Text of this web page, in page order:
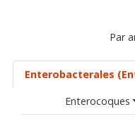
Par
Enterobacterales
Enterocoques